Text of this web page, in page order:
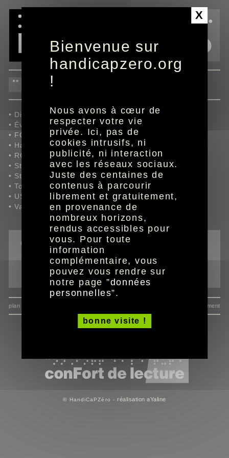
38ème journée le 13 mai
• Dijon FCO/AC Ajaccio,
• Évian TG FC/Nîmes Olympique,
• FC Sochaux-Montbéliard/Clermont Foot 63,
• Havre AC/Bourg en Bresse 01,
• RC Lens/FC Metz,
• Stade Brestois 29/AJ Auxerre,
• Stade Lavallois/Paris FC,
• Tours FC/AS Nancy Lorraine,
• US Créteil Lusitanos/Red Star FC,
• Valenciennes FC/Chamois Niortais FC.
outils
imprimer la page
envoyer à un ami
plan du site consentement
© HandiCaPZéro -réalisation aYaline
X
Bienvenue sur
handicapzero.org
!
Nous avons à cœur de
respecter votre vie
privée. Ici, pas de
cookies intrusifs, ni
publicité, ni interaction
avec les réseaux sociaux.
Juste des centaines de
contenus à parcourir
librement et gratuitement,
en provenance de
nombreux horizons,
rendus accessibles pour
vous. Pour toute
information
complémentaire, vous
pouvez vous rendre sur
notre page ”données
personnelles”.
bonne visite !